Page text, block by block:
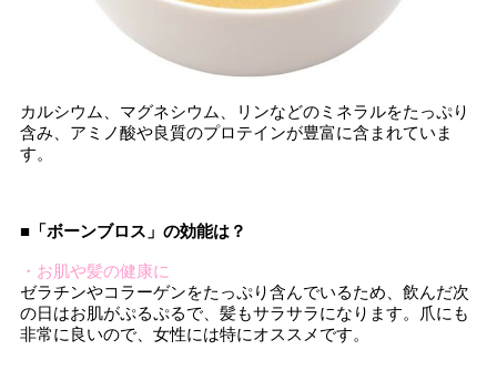
カルシウム、マグネシウム、リンなどのミネラルをたっぷり
含み、アミノ酸や良質のプロテインが豊富に含まれていま
す。
■「ボーンブロス」の効能は？
・お肌や髪の健康に
ゼラチンやコラーゲンをたっぷり含んでいるため、飲んだ次
の日はお肌がぷるぷるで、髪もサラサラになります。爪にも
非常に良いので、女性には特にオススメです。